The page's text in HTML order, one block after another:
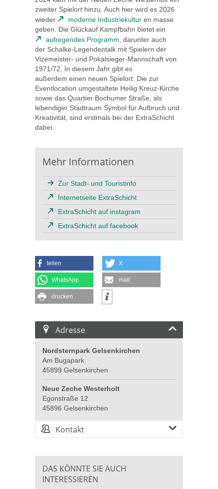
zweiter Spielort hinzu. Auch hier wird es 2026
wieder
moderne Industriekultur en masse
geben. Die Glückauf Kampfbahn bietet ein
aufregendes Programm , darunter auch
der Schalke-Legendentalk mit Spielern der
Vizemeister- und Pokalsieger-Mannschaft von
1971/72. In diesem Jahr gibt es
außerdem einen neuen Spielort: Die zur
Eventlocation umgestaltete Heilig Kreuz-Kirche
sowie das Quartier Bochumer Straße, als
lebendiger Stadtraum Symbol für Aufbruch und
Kreativität, sind erstmals bei der ExtraSchicht
dabei.
Mehr Informationen
Zur Stadt- und Touristinfo
Internetseite ExtraSchicht
ExtraSchicht auf instagram
ExtraSchicht auf facebook
teilen X
WhatsApp mail
drucken
Adresse
Nordsternpark Gelsenkirchen
Am Bugapark
45899 Gelsenkirchen
Neue Zeche Westerholt
Egonstraße 12
45896 Gelsenkirchen
Kontakt
DAS KÖNNTE SIE AUCH
INTERESSIEREN